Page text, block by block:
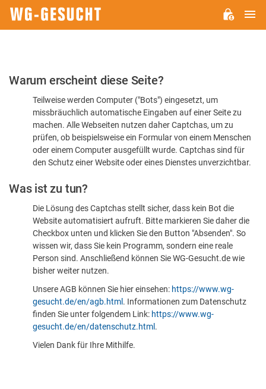
Bitte
dass
sind
Warum erscheint diese Seite?
Teilweise werden Computer ("Bots") eingesetzt, um
missbräuchlich automatische Eingaben auf einer Seite zu
machen. Alle Webseiten nutzen daher Captchas, um zu
prüfen, ob beispielsweise ein Formular von einem Menschen
oder einem Computer ausgefüllt wurde. Captchas sind für
den Schutz einer Website oder eines Dienstes unverzichtbar.
Was ist zu tun?
Die Lösung des Captchas stellt sicher, dass kein Bot die
Website automatisiert aufruft. Bitte markieren Sie daher die
Checkbox unten und klicken Sie den Button "Absenden". So
wissen wir, dass Sie kein Programm, sondern eine reale
Person sind. Anschließend können Sie WG-Gesucht.de wie
bisher weiter nutzen.
Unsere AGB können Sie hier einsehen: https://www.wg-
gesucht.de/en/agb.html . Informationen zum Datenschutz
finden Sie unter folgendem Link: https://www.wg-
gesucht.de/en/datenschutz.html .
Vielen Dank für Ihre Mithilfe.